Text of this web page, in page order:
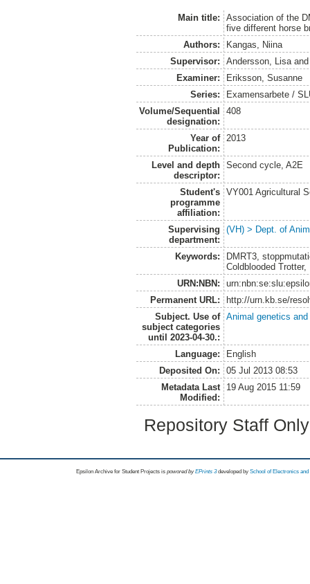
Main title:
Association of the
five different horse
Authors:
Kangas, Niina
Supervisor:
Andersson, Lisa
Examiner:
Eriksson, Susanne
Series:
Examensarbete /
Volume/Sequential
designation:
408
Year of
Publication:
2013
Level and depth
descriptor:
Second cycle, A2E
Student's
programme
affiliation:
VY001 Agricultural
Supervising
department:
(VH) > Dept. of
Keywords:
DMRT3,
Coldblooded
URN:NBN:
Permanent URL:
http://urn.kb.se/
Subject. Use of
subject categories
until 2023-04-30.:
Animal genetics and
Language:
English
Deposited On:
05 Jul 2013 08:53
Metadata Last
Modified:
19 Aug 2015 11:59
Repository Staff
Epsilon Archive for Student Projects is powored byEPrints 3 developed by School of Electronics